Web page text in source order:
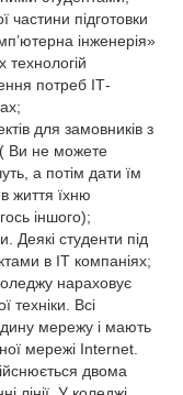
частини підготовки
інженерія»
потреб ІТ-
для замовників з
Ви не можете
а потім дати їм
життя їхню
іншого);
Деякі студенти під
в ІТ компаніях;
нараховує
техніки. Всі
мережу і мають
мережі Internet.
двома